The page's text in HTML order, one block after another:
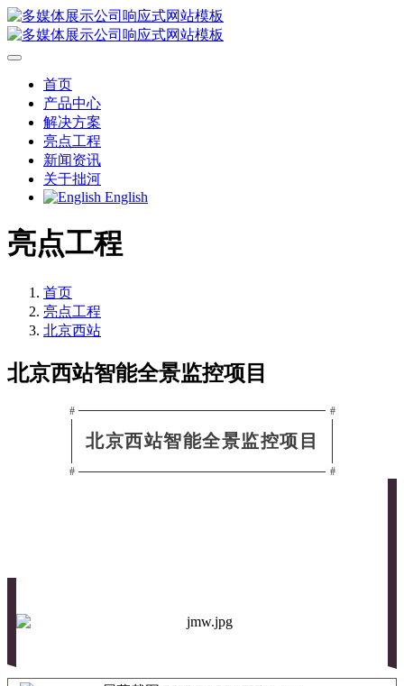
首页
产品中心
解决方案
亮点工程
新闻资讯
关于拙河
English
亮点工程
首页
亮点工程
北京西站
北京西站智能全景监控项目
# #
北京西站智能全景监控项目
# #